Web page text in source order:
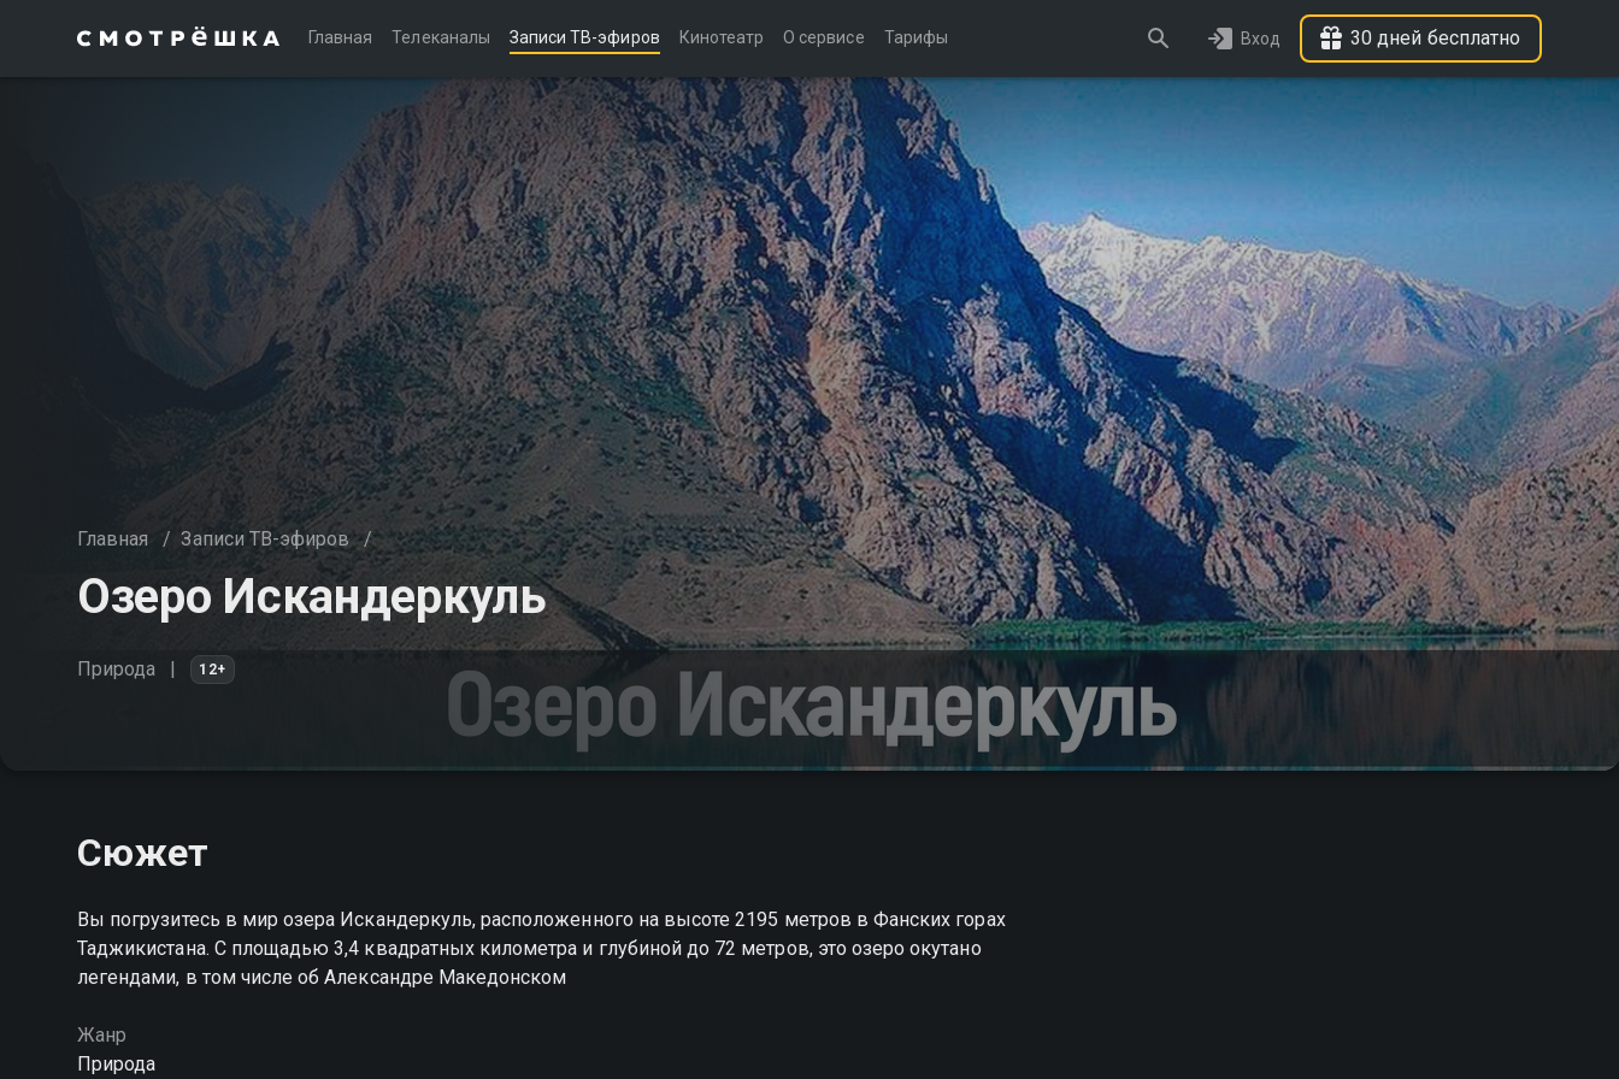
Главная Телеканалы Записи ТВ-эфиров Кинотеатр О сервисе Тарифы Вход 30 дней бесплатно
Главная / Записи ТВ-эфиров /
Озеро Искандеркуль
Природа 12+
Сюжет
Вы погрузитесь в мир озера Искандеркуль, расположенного на высоте 2195 метров в Фанских горах
Таджикистана. С площадью 3,4 квадратных километра и глубиной до 72 метров, это озеро окутано
легендами, в том числе об Александре Македонском
Жанр
Природа